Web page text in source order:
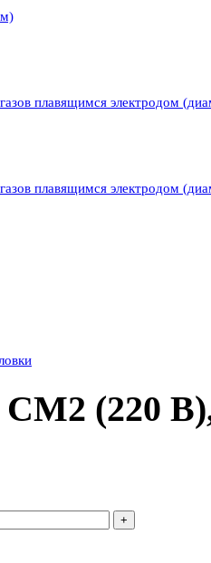
плавящимся электродом
плавящимся электродом
(220